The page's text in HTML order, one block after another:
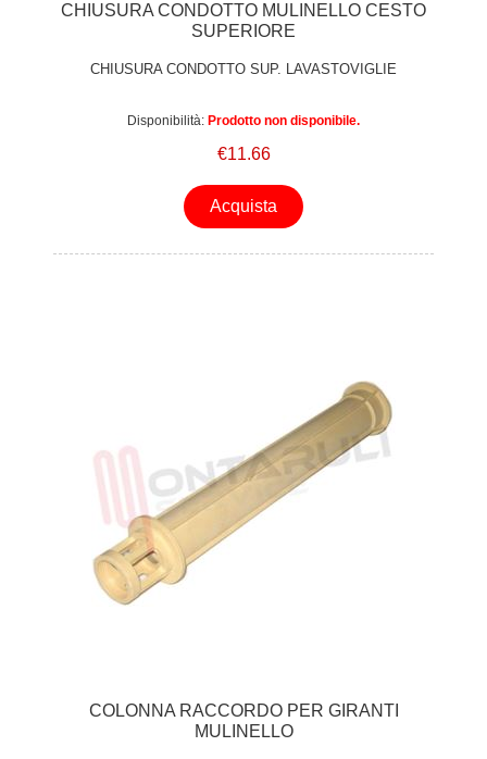
CHIUSURA CONDOTTO MULINELLO CESTO
SUPERIORE
CHIUSURA CONDOTTO SUP. LAVASTOVIGLIE
Disponibilità: Prodotto non disponibile.
€11.66
Acquista
COLONNA RACCORDO PER GIRANTI
MULINELLO